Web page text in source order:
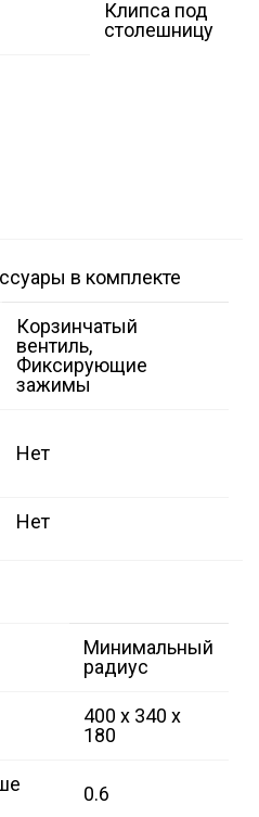
Клипса под
столешницу
в комплекте
Корзинчатый
вентиль,
Фиксирующие
зажимы
Нет
Нет
Минимальный
радиус
400 x 340 x
180
0.6